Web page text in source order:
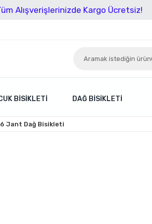
Kargo Ücretsiz!
BISIKLETI DAĞ BISIKLETI
Jant Dağ Bisikleti